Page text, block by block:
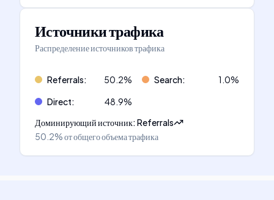
Источники трафика
Распределение источников трафика
Referrals: 50.2% Search: 1.0%
Direct: 48.9%
Доминирующий источник:Referrals
50.2%от общего объема трафика